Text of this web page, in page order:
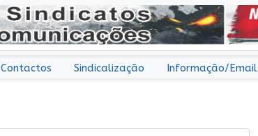
Contactos Sindicalização Informação/Email